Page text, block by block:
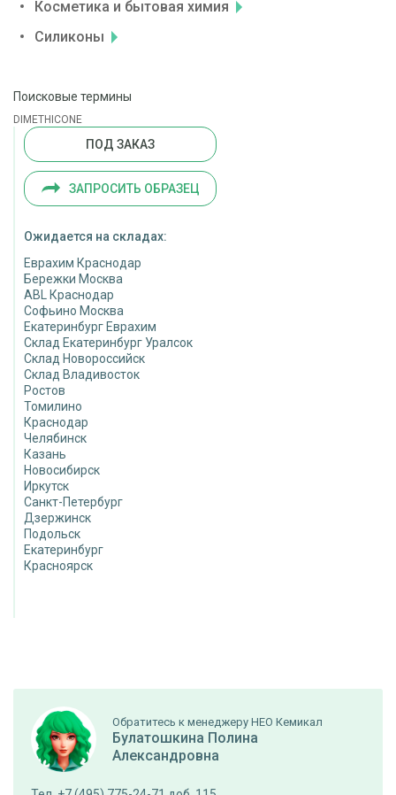
Косметика и бытовая химия
Силиконы
Поисковые термины
DIMETHICONE
ПОД ЗАКАЗ
ЗАПРОСИТЬ ОБРАЗЕЦ
Ожидается на складах:
Еврахим Краснодар
Бережки Москва
ABL Краснодар
Софьино Москва
Екатеринбург Еврахим
Склад Екатеринбург Уралсок
Склад Новороссийск
Склад Владивосток
Ростов
Томилино
Краснодар
Челябинск
Казань
Новосибирск
Иркутск
Санкт-Петербург
Дзержинск
Подольск
Екатеринбург
Красноярск
Обратитесь к менеджеру НЕО Кемикал
Булатошкина Полина
Александровна